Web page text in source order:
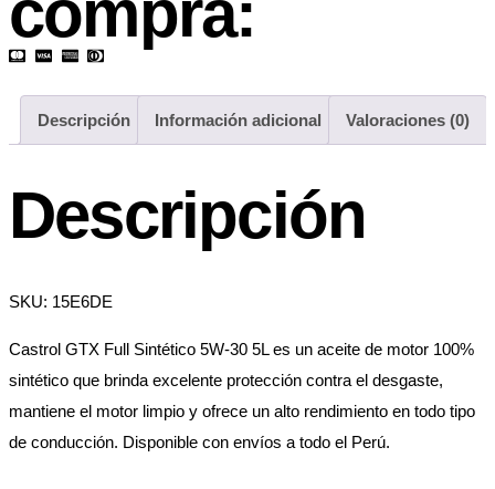
Descripción Información adicional Valoraciones (0)
Descripción
SKU: 15E6DE
Castrol GTX Full Sintético 5W-30 5L es un aceite de motor 100%
sintético que brinda excelente protección contra el desgaste,
mantiene el motor limpio y ofrece un alto rendimiento en todo tipo
de conducción. Disponible con envíos a todo el Perú.